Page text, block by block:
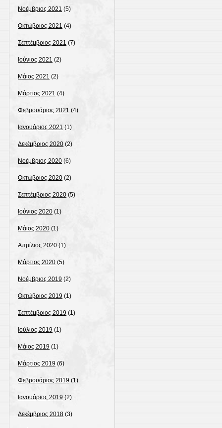
Νοέμβριος 2021 (5)
Οκτώβριος 2021 (4)
Σεπτέμβριος 2021 (7)
Ιούνιος 2021 (2)
Μάιος 2021 (2)
Μάρτιος 2021 (4)
Φεβρουάριος 2021 (4)
Ιανουάριος 2021 (1)
Δεκέμβριος 2020 (2)
Νοέμβριος 2020 (6)
Οκτώβριος 2020 (2)
Σεπτέμβριος 2020 (5)
Ιούνιος 2020 (1)
Μάιος 2020 (1)
Απρίλιος 2020 (1)
Μάρτιος 2020 (5)
Νοέμβριος 2019 (2)
Οκτώβριος 2019 (1)
Σεπτέμβριος 2019 (1)
Ιούλιος 2019 (1)
Μάιος 2019 (1)
Μάρτιος 2019 (6)
Φεβρουάριος 2019 (1)
Ιανουάριος 2019 (2)
Δεκέμβριος 2018 (3)